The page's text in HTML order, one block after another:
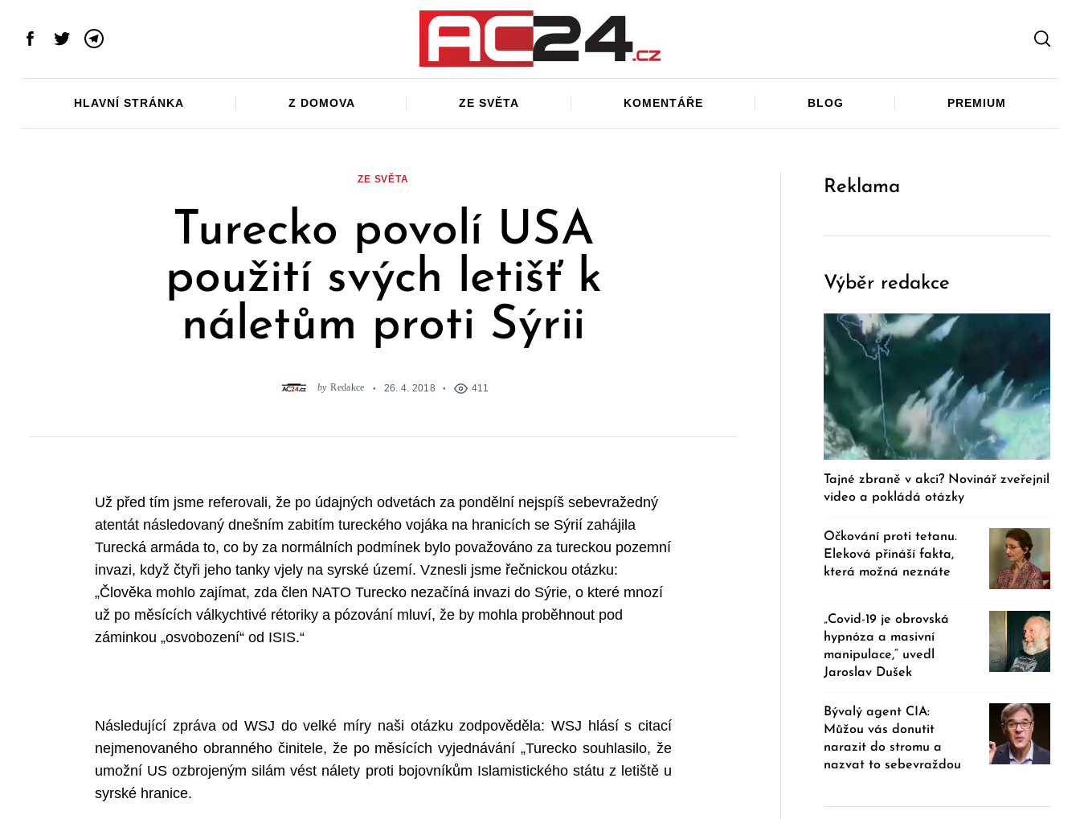
Facebook
TwitterTelegram
HLAVNÍ STRÁNKA Z DOMOVA ZE SVĚTA KOMENTÁŘE BLOG PREMIUM
ZE SVĚTA
Turecko povolí USA
použití svých letišť k
náletům proti Sýrii
by Redakce 26. 4. 2018 411
Už před tím jsme referovali, že po údajných odvetách za pondělní nejspíš sebevražedný
atentát následovaný dnešním zabitím tureckého vojáka na hranicích se Sýrií zahájila
Turecká armáda to, co by za normálních podmínek bylo považováno za tureckou pozemní
invazi, když čtyři jeho tanky vjely na syrské území. Vznesli jsme řečnickou otázku:
„Člověka mohlo zajímat, zda člen NATO Turecko nezačíná invazi do Sýrie, o které mnozí
už po měsících válkychtivé rétoriky a pózování mluví, že by mohla proběhnout pod
záminkou „osvobození“ od ISIS.“
Následující zpráva od WSJ do velké míry naši otázku zodpověděla: WSJ hlásí s citací
nejmenovaného obranného činitele, že po měsících vyjednávání „Turecko souhlasilo, že
umožní US ozbrojeným silám vést nálety proti bojovníkům Islamistického státu z letiště u
syrské hranice.
Reklama
Výběr redakce
Tajné zbraně v akci? Novinář zveřejnil
video a pokládá otázky
Očkování proti tetanu.
Eleková přináší fakta,
která možná neznáte
„Covid-19 je obrovská
hypnóza a masivní
manipulace,“ uvedl
Jaroslav Dušek
Bývalý agent CIA:
Můžou vás donutit
narazit do stromu a
nazvat to sebevraždou